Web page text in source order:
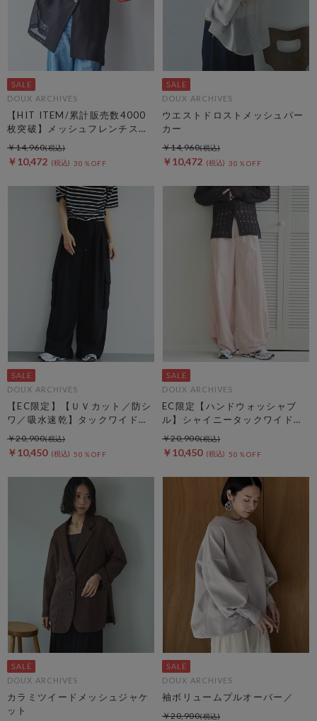
DOUX ARCHIVES
【HIT ITEM/累計販売数4000
枚突破】メッシュフレンチスリ
ーブジャケット／
￥10,472 30％OFF
￥14,960
DOUX ARCHIVES
ウエストドロストメッシュパー
カー
￥10,472 30％OFF
￥14,960
DOUX ARCHIVES
【EC限定】【ＵＶカット／防シ
ワ／吸水速乾】タックワイドカ
ーゴパンツ
￥10,450 50％OFF
￥20,900
DOUX ARCHIVES
EC限定【ハンドウォッシャブ
ル】シャイニータックワイドパ
ンツ
￥10,450 50％OFF
￥20,900
DOUX ARCHIVES
カラミツイードメッシュジャケ
ット
DOUX ARCHIVES
袖ボリュームプルオーバー／
￥20,900